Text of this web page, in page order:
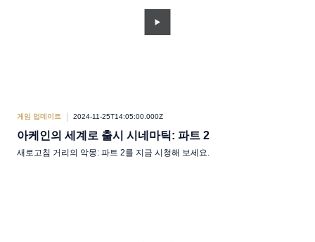
게임 업데이트 2024-11-25T14:05:00.000Z
아케인의 세계로 출시 시네마틱: 파트 2
새로고침 거리의 악몽: 파트 2를 지금 시청해 보세요.